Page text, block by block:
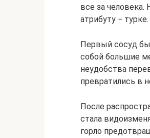
все за
атрибуту − турке.
Первый сосуд
собой большие
неудобства
превратились в
После
стала
горло